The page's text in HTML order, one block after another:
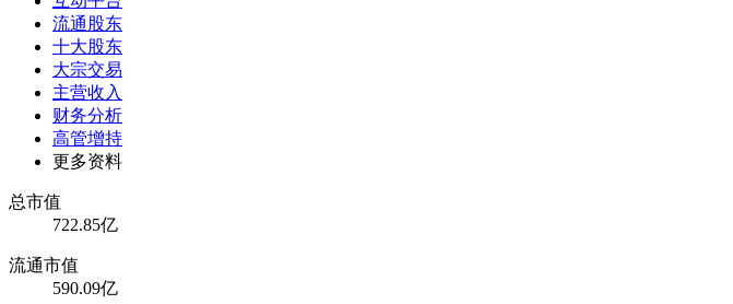
流通股东
十大股东
大宗交易
主营收入
财务分析
高管增持
更多资料
总市值
722.85亿
流通市值
590.09亿